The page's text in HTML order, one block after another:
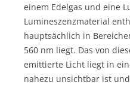
einem Edelgas und eine
Lumineszenzmaterial
hauptsächlich in
560 nm liegt. Das von
emittierte Licht liegt in
nahezu unsichtbar ist